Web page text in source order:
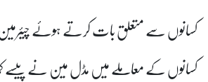
کسانوں سے متعلق بات کرتے ہوئے
کسانوں کے معاملے میں مڈل مین نے